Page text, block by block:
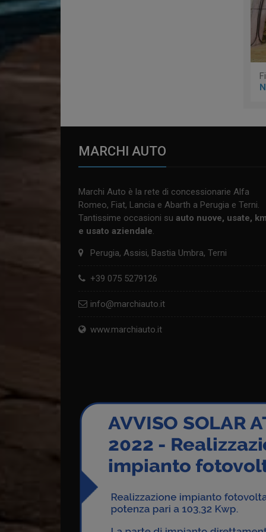
MARCHI AUTO
Marchi Auto è la rete di concessionarie Alfa
Romeo, Fiat, Lancia e Abarth a Perugia e Terni.
Tantissime occasioni su auto nuove, usate,
e usato aziendale.
Perugia, Assisi, Bastia Umbra, Terni
+39 075 5279126
info@marchiauto.it
www.marchiauto.it